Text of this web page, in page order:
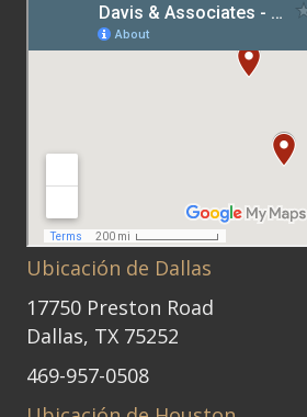
Ubicación de Dallas
17750 Preston Road
Dallas, TX 75252
469-957-0508